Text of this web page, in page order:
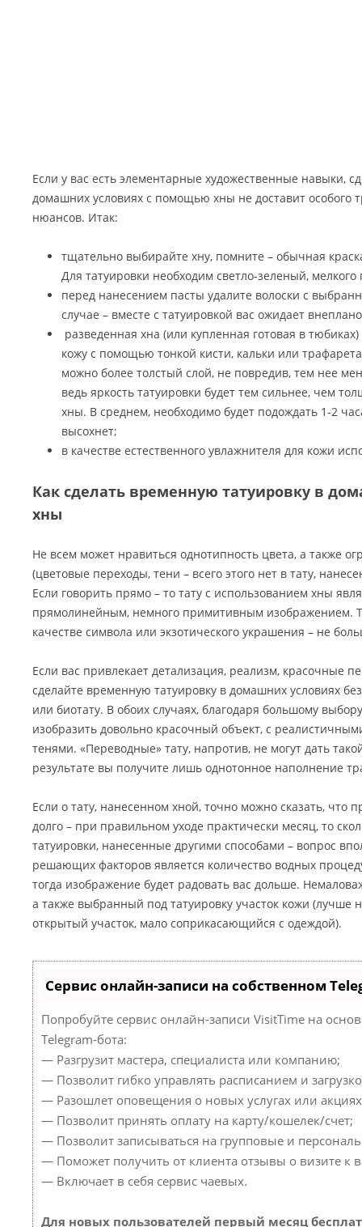
Если у вас есть элементарные художественные навыки,
домашних условиях с помощью хны не доставит особого
нюансов. Итак:
тщательно выбирайте хну, помните – обычная
Для татуировки необходим светло-зеленый,
перед нанесением пасты удалите волоски с
случае – вместе с татуировкой вас ожидает
разведенная хна (или купленная готовая в
кожу с помощью тонкой кисти, кальки или
можно более толстый слой, не повредив, тем нее
ведь яркость татуировки будет тем сильнее, чем
хны. В среднем, необходимо будет подождать 1-2
высохнет;
в качестве естественного увлажнителя для кожи
Как сделать временную татуировку в
хны
Не всем может нравиться однотипность цвета, а также
(цветовые переходы, тени – всего этого нет в тату,
Если говорить прямо – то тату с использованием хны
прямолинейным, немного примитивным изображением.
качестве символа или экзотического украшения – не
Если вас привлекает детализация, реализм, красочные
сделайте временную татуировку в домашних условиях
или биотату. В обоих случаях, благодаря большому
изобразить довольно красочный объект, с
тенями. «Переводные» тату, напротив, не могут дать
результате вы получите лишь однотонное наполнение
Если о тату, нанесенном хной, точно можно сказать, что
долго – при правильном уходе практически месяц, то
татуировки, нанесенные другими способами – вопрос
решающих факторов является количество водных
тогда изображение будет радовать вас дольше.
а также выбранный под татуировку участок кожи (лучше
открытый участок, мало соприкасающийся с одеждой).
Сервис онлайн-записи на собственном
Попробуйте сервис онлайн-записи VisitTime на
Telegram-бота:
— Разгрузит мастера, специалиста или компанию;
— Позволит гибко управлять расписанием и
— Разошлет оповещения о новых услугах или
— Позволит принять оплату на карту/кошелек/счет;
— Позволит записываться на групповые и
— Поможет получить от клиента отзывы о визите к
— Включает в себя сервис чаевых.
Для новых пользователей первый месяц